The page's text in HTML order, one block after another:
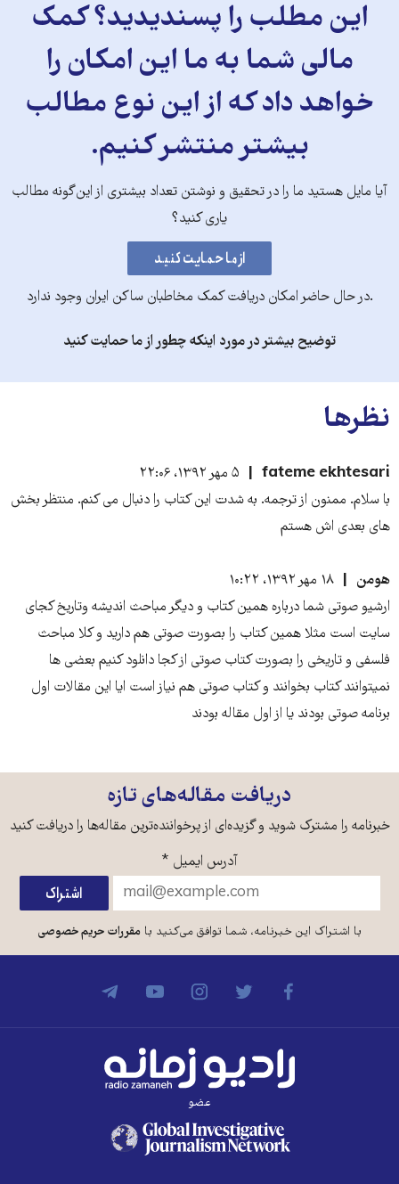
این مطلب را پسندیدید؟ کمک
مالی شما به ما این امکان را
خواهد داد که از این نوع مطالب
بیشتر منتشر کنیم.
آیا مایل هستید ما را در تحقیق و نوشتن تعداد بیشتری از این‌گونه مطالب
یاری کنید؟
.در حال حاضر امکان دریافت کمک مخاطبان ساکن ایران وجود ندارد
توضیح بیشتر در مورد اینکه چطور از ما حمایت کنید
نظرها
fateme ekhtesari
۵ مهر ۱۳۹۲، ۲۲:۰۶
با سلام. ممنون از ترجمه. به شدت این کتاب را دنبال می کنم. منتظر بخش
های بعدی اش هستم
هومن
۱۸ مهر ۱۳۹۲، ۱۰:۲۲
ارشیو صوتی شما درباره همین کتاب و دیگر مباحث اندیشه وتاریخ کجای
سایت است مثلا همین کتاب را بصورت صوتی هم دارید و کلا مباحث
فلسفی و تاریخی را بصورت کتاب صوتی از کجا دانلود کنیم بعضی ها
نمیتوانند کتاب بخوانند و کتاب صوتی هم نیاز است ایا این مقالات اول
برنامه صوتی بودند یا از اول مقاله بودند
دریافت مقاله‌های تازه
خبرنامه را مشترک شوید و گزیده‌ای از پرخواننده‌ترین مقاله‌ها را دریافت کنید
آدرس ایمیل *
با اشتراک این خبرنامه، شما توافق می‌کنید بامقررات حریم خصوصی
عضو